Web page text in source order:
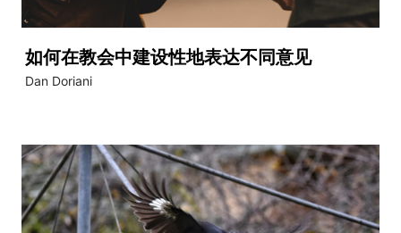
如何在教会中建设性地表达不同意见
Dan Doriani